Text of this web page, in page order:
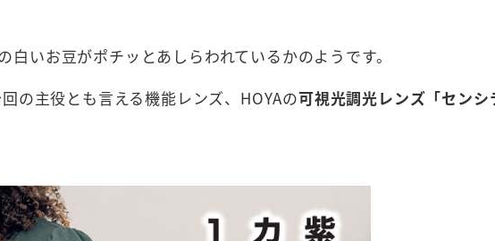
いお豆がポチッとあしらわれているかのようです。
の主役とも言える機能レンズ、HOYAの可視光調光レンズ「センシ